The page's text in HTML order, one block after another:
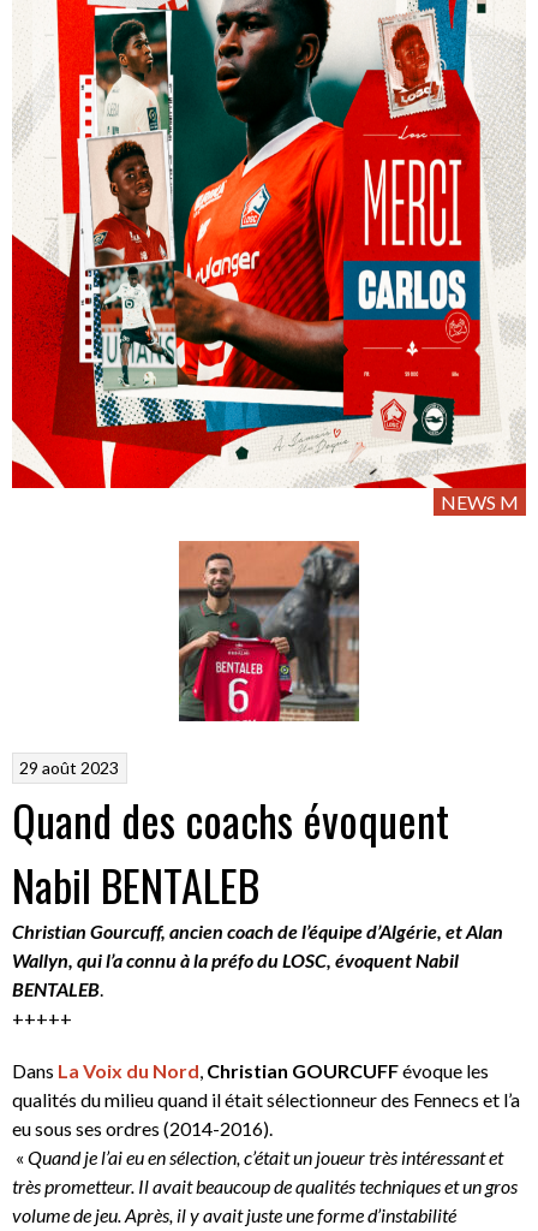
NEWS M
29 août 2023
Quand des coachs évoquent
Nabil BENTALEB
Christian Gourcuff, ancien coach de l’équipe d’Algérie, et Alan
Wallyn, qui l’a connu à la préfo du LOSC, évoquent Nabil
BENTALEB.
+++++
Dans La Voix du Nord, Christian GOURCUFFévoque les
qualités du milieu quand il était sélectionneur des Fennecs et l’a
eu sous ses ordres (2014-2016).
« Quand je l’ai eu en sélection, c’était un joueur très intéressant et
très prometteur. Il avait beaucoup de qualités techniques et un gros
volume de jeu. Après, il y avait juste une forme d’instabilité